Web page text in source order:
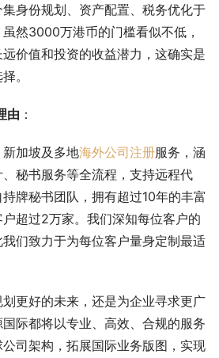
身份规划、资产配置、税务优化于
然3000万港币的门槛看似不低，
价值和投资的收益潜力，这确实是
。
由 ：
加坡及多地海外公司注册服务，涵
秘书服务等全流程，支持远程代
牌秘书团队，拥有超过10年的丰富
超过2万家。我们深知每位客户的
们致力于为每位客户量身定制最适
更好的未来，还是为企业寻求更广
际都将以专业、高效、合规的服务
司架构，拓展国际业务版图，实现